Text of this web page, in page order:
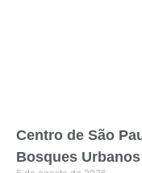
Centro de São
Bosques Urbanos